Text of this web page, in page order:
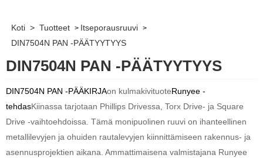
Koti > Tuotteet > Itseporausruuvi >
DIN7504N PAN -PÄÄTYYTYYS
DIN7504N PAN -PÄÄTYYTYYS
DIN7504N PAN -PÄÄKIRJAon kulmakivituoteRunyee -
tehdasKiinassa tarjotaan Phillips Drivessa, Torx Drive- ja Square
Drive -vaihtoehdoissa. Tämä monipuolinen ruuvi on ihanteellinen
metallilevyjen ja ohuiden rautalevyjen kiinnittämiseen rakennus- ja
asennusprojektien aikana. Ammattimaisena valmistajana Runyee